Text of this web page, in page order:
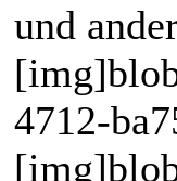
und
4712-